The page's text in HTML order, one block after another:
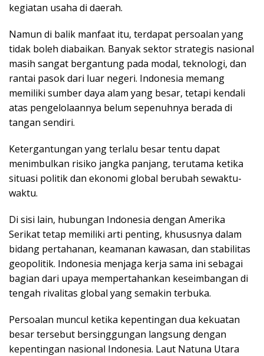
kegiatan usaha di daerah.
Namun di balik manfaat itu, terdapat persoalan yang
tidak boleh diabaikan. Banyak sektor strategis nasional
masih sangat bergantung pada modal, teknologi, dan
rantai pasok dari luar negeri. Indonesia memang
memiliki sumber daya alam yang besar, tetapi kendali
atas pengelolaannya belum sepenuhnya berada di
tangan sendiri.
Ketergantungan yang terlalu besar tentu dapat
menimbulkan risiko jangka panjang, terutama ketika
situasi politik dan ekonomi global berubah sewaktu-
waktu.
Di sisi lain, hubungan Indonesia dengan Amerika
Serikat tetap memiliki arti penting, khususnya dalam
bidang pertahanan, keamanan kawasan, dan stabilitas
geopolitik. Indonesia menjaga kerja sama ini sebagai
bagian dari upaya mempertahankan keseimbangan di
tengah rivalitas global yang semakin terbuka.
Persoalan muncul ketika kepentingan dua kekuatan
besar tersebut bersinggungan langsung dengan
kepentingan nasional Indonesia. Laut Natuna Utara